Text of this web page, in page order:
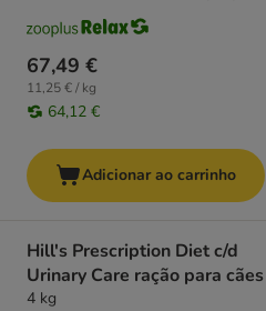
67,49 €
11,25 € / kg
64,12 €
Adicionar ao carrinho
Hill's Prescription Diet c/d
Urinary Care ração para cães
4 kg